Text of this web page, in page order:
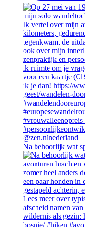
Na behoorlijk wat